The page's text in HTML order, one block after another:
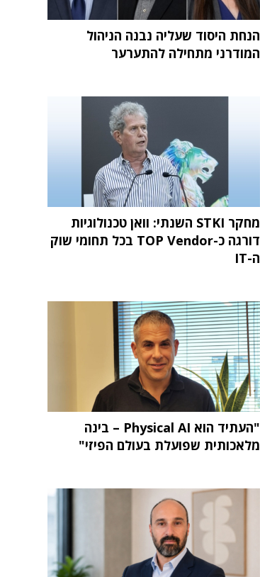
הנחת היסוד שעליה נבנה הניהול
המודרני מתחילה להתערער
מחקר STKI השנתי: וואן טכנולוגיות
דורגה כ-TOP Vendor בכל תחומי שוק
ה-IT
"העתיד הוא Physical AI – בינה
מלאכותית שפועלת בעולם הפיזי"